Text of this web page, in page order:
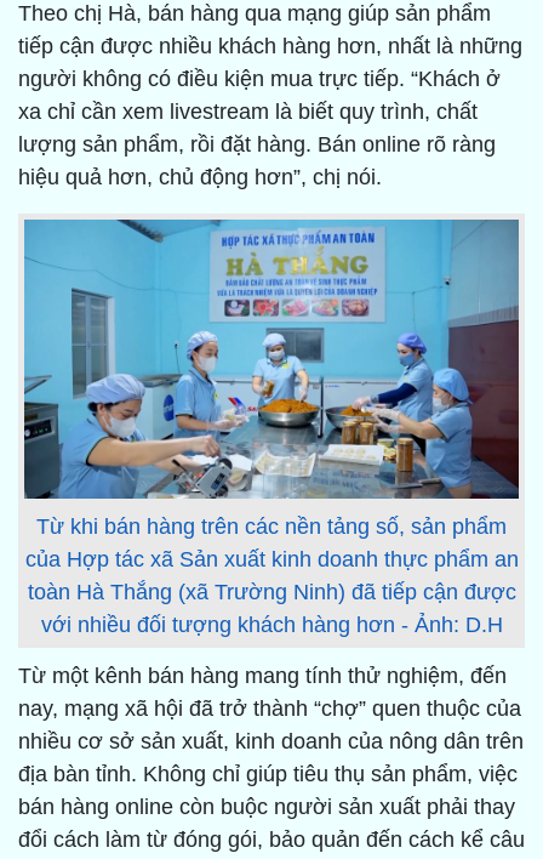
Theo chị Hà, bán hàng qua mạng giúp sản phẩm
tiếp cận được nhiều khách hàng hơn, nhất là những
người không có điều kiện mua trực tiếp. “Khách ở
xa chỉ cần xem livestream là biết quy trình, chất
lượng sản phẩm, rồi đặt hàng. Bán online rõ ràng
hiệu quả hơn, chủ động hơn”, chị nói.
Từ khi bán hàng trên các nền tảng số, sản phẩm
của Hợp tác xã Sản xuất kinh doanh thực phẩm an
toàn Hà Thắng (xã Trường Ninh) đã tiếp cận được
với nhiều đối tượng khách hàng hơn - Ảnh: D.H
Từ một kênh bán hàng mang tính thử nghiệm, đến
nay, mạng xã hội đã trở thành “chợ” quen thuộc của
nhiều cơ sở sản xuất, kinh doanh của nông dân trên
địa bàn tỉnh. Không chỉ giúp tiêu thụ sản phẩm, việc
bán hàng online còn buộc người sản xuất phải thay
đổi cách làm từ đóng gói, bảo quản đến cách kể câu